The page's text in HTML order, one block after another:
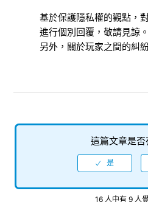
變更背景的方法
音效設定
檢視更多
基於保護隱私權的觀點，
進行個別回覆，敬請見諒。
另外，關於玩家之間的糾
這篇文章是否
16 人中有 9 人